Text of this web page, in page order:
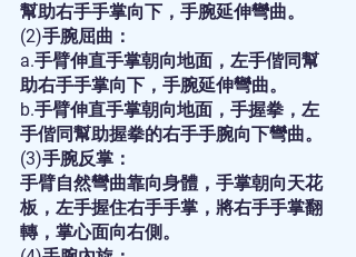
幫助右手手掌向下，手腕延伸彎曲。
(2)手腕屈曲：
a.手臂伸直手掌朝向地面，左手偕同幫
助右手手掌向下，手腕延伸彎曲。
b.手臂伸直手掌朝向地面，手握拳，左
手偕同幫助握拳的右手手腕向下彎曲。
(3)手腕反掌：
手臂自然彎曲靠向身體，手掌朝向天花
板，左手握住右手手掌，將右手手掌翻
轉，掌心面向右側。